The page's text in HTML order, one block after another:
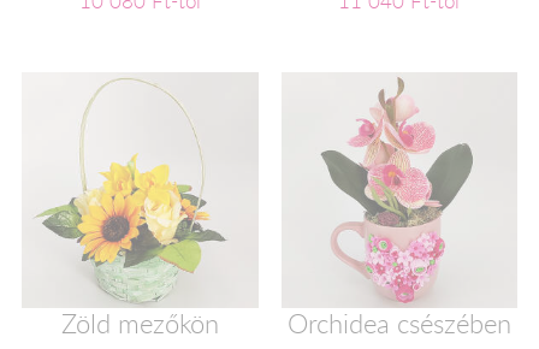
Zöld mezőkön Orchidea csészében